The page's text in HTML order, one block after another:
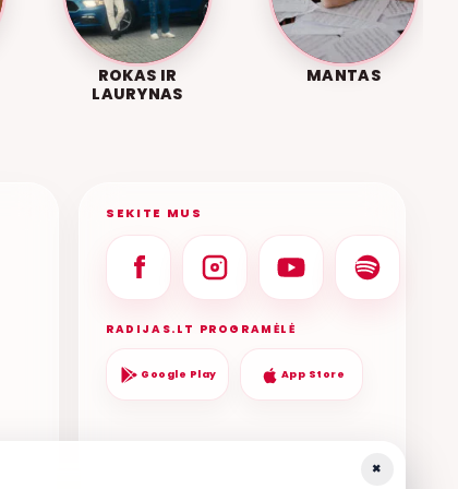
ROKAS IR
LAURYNAS
MANTAS
SEKITE MUS
RADIJAS.LT PROGRAMĖLĖ
Google Play App Store
×